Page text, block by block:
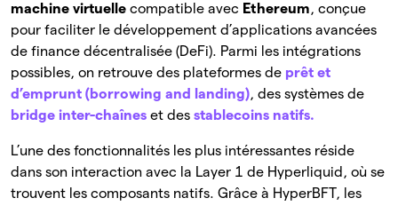
machine virtuelle compatible avec Ethereum, conçue
pour faciliter le développement d’applications avancées
de finance décentralisée (DeFi). Parmi les intégrations
possibles, on retrouve des plateformes de prêt et
d’emprunt (borrowing and landing), des systèmes de
bridge inter-chaînes et des stablecoins natifs.
L’une des fonctionnalités les plus intéressantes réside
dans son interaction avec la Layer 1 de Hyperliquid, où se
trouvent les composants natifs. Grâce à HyperBFT, les